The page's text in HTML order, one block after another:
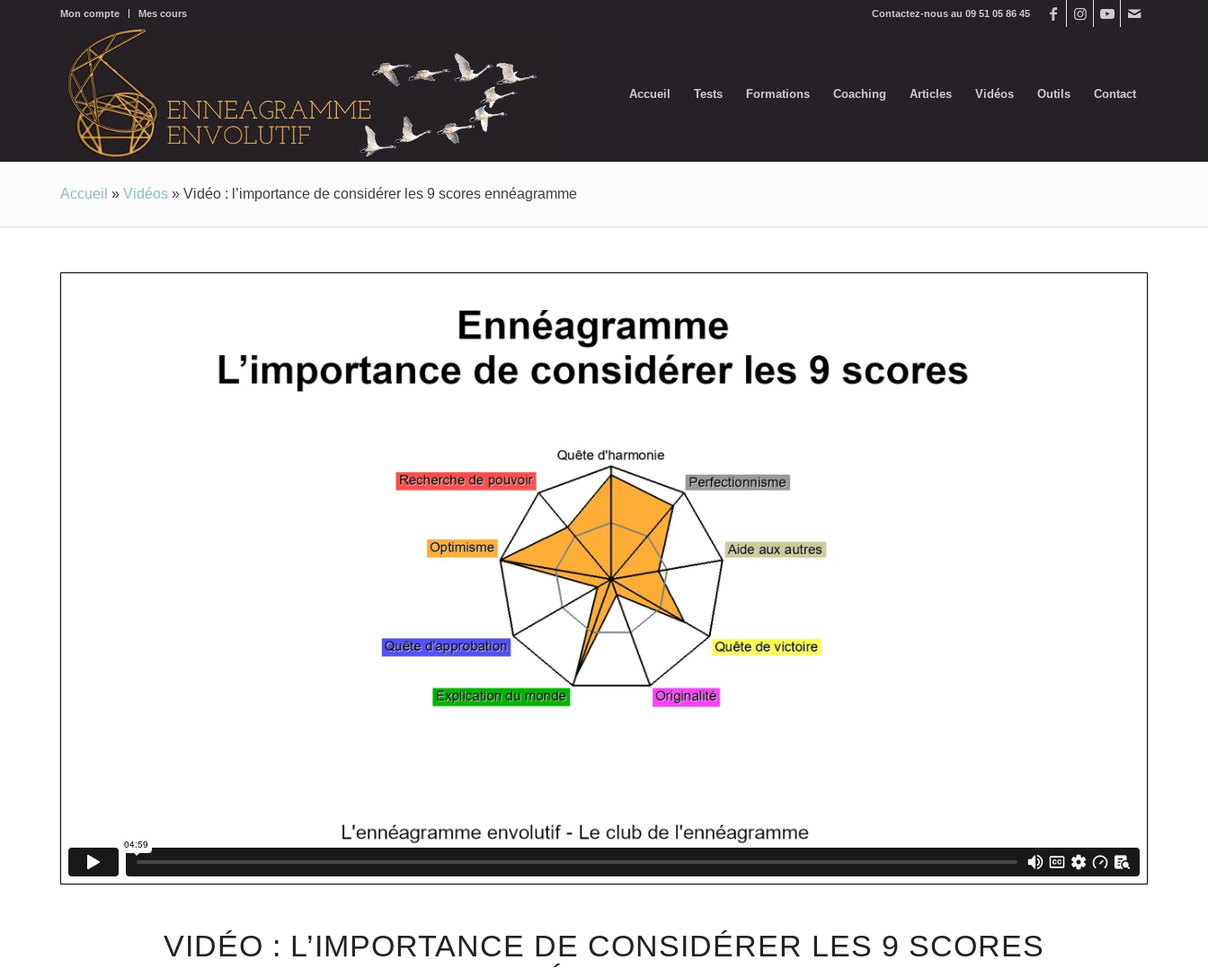
Mon compte Mes cours Contactez-nous au 09 51 05 86 45
Accueil Tests Formations Coaching Articles Vidéos Outils Contact
Accueil » Vidéos » Vidéo : l’importance de considérer les 9 scores ennéagramme
VIDÉO : L’IMPORTANCE DE CONSIDÉRER LES 9 SCORES